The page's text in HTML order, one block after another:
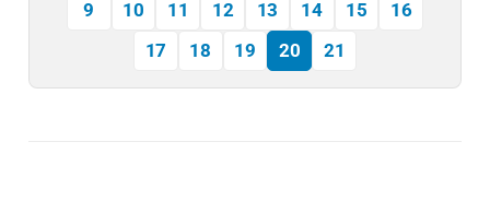
9
10 11 12 13 14 15
16
17
18 19 20 21